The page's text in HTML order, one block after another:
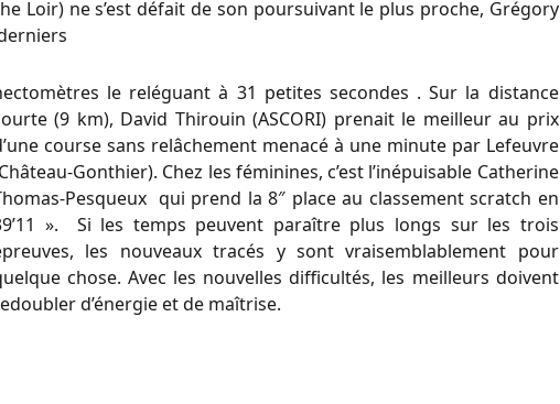
Loir) ne s’est défait de son poursuivant le plus proche, Grégory
le reléguant à 31 petites secondes . Sur la distance
(9 km), David Thirouin (ASCORI) prenait le meilleur au prix
course sans relâchement menacé à une minute par Lefeuvre
Gonthier). Chez les féminines, c’est l’inépuisable Catherine
Pesqueux qui prend la 8″ place au classement scratch en
». Si les temps peuvent paraître plus longs sur les trois
les nouveaux tracés y sont vraisemblablement pour
chose. Avec les nouvelles difficultés, les meilleurs doivent
d’énergie et de maîtrise.